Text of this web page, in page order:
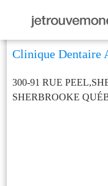
Clinique Dentaire
300-91 RUE
SHERBROOKE